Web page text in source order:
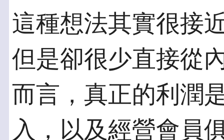
這種想法其實很接
但是卻很少直接從
而言，真正的利潤
入，以及經營會員